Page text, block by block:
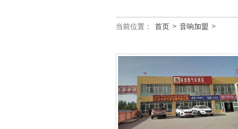
当前位置： 首页 > 音响加盟 >